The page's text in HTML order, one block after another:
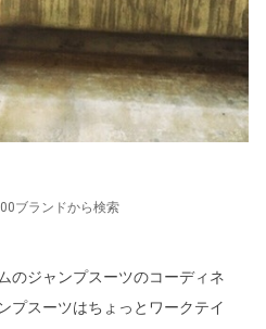
ブランドから検索
のジャンプスーツのコーディネ
プスーツはちょっとワークテイ